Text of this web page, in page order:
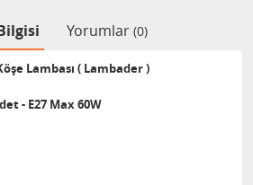
Yorumlar (0)
Lambası ( Lambader )
- E27 Max 60W